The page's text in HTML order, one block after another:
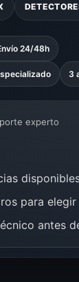
24/48h
3
experto
para
antes